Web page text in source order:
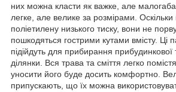
них можна класти як важке, але
легке, але велике за розмірами. Оскільки
поліетилену низького тиску, вони не
пошкодяться гострими кутами вмісту. Ці
підійдуть для прибирання прибудинкової
ділянки. Вся трава та сміття легко
уносити його буде досить комфортно.
припускають, що їх можна